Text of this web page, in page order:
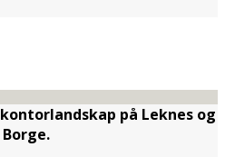
på Leknes og
Borge.